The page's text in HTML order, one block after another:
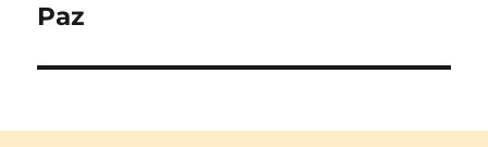
Entrada
Paz